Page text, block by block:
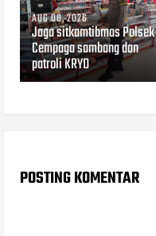
AUG 08, 2026
Jaga sitkamtibmas Polsek
Cempaga sambang dan
patroli KRYD
POSTING KOMENTAR